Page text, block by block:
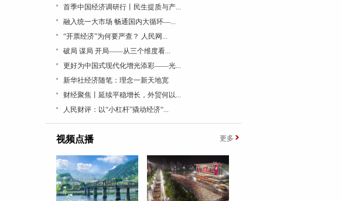
首季中国经济调研行丨民生提质与产...
融入统一大市场 畅通国内大循环—...
“开票经济”为何要严查？ 人民网...
破局 谋局 开局——从三个维度看...
更好为中国式现代化增光添彩——光...
新华社经济随笔：理念一新天地宽
财经聚焦丨延续平稳增长，外贸何以...
人民财评：以“小杠杆”撬动经济“...
视频点播 更多